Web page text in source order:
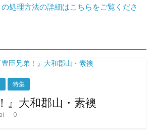
処理方法の詳細はこちらをご覧くださ
特集
』大和郡山・素襖
0